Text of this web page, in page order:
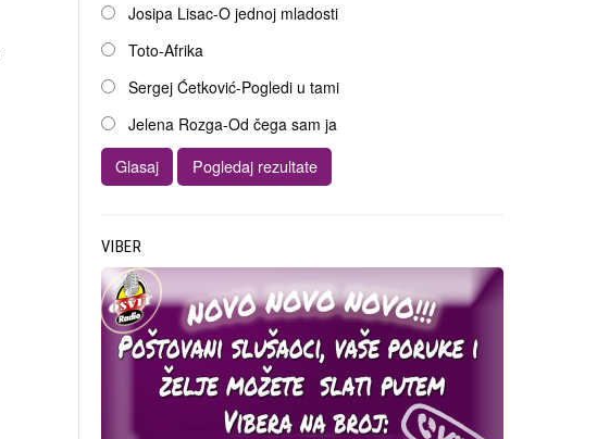
Josipa Lisac-O jednoj mladosti
Toto-Afrika
Sergej Ćetković-Pogledi u tami
Jelena Rozga-Od čega sam ja
VIBER